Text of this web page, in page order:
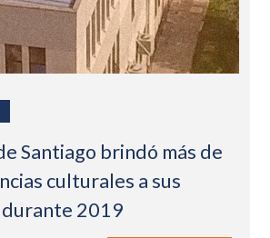
Santiago brindó más de
culturales a sus
2019